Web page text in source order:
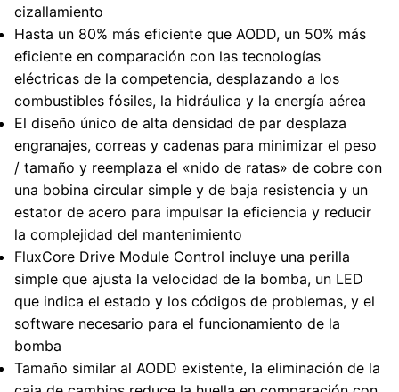
cizallamiento
Hasta un 80% más eficiente que AODD, un 50% más
eficiente en comparación con las tecnologías
eléctricas de la competencia, desplazando a los
combustibles fósiles, la hidráulica y la energía aérea
El diseño único de alta densidad de par desplaza
engranajes, correas y cadenas para minimizar el peso
/ tamaño y reemplaza el «nido de ratas» de cobre con
una bobina circular simple y de baja resistencia y un
estator de acero para impulsar la eficiencia y reducir
la complejidad del mantenimiento
FluxCore Drive Module Control incluye una perilla
simple que ajusta la velocidad de la bomba, un LED
que indica el estado y los códigos de problemas, y el
software necesario para el funcionamiento de la
bomba
Tamaño similar al AODD existente, la eliminación de la